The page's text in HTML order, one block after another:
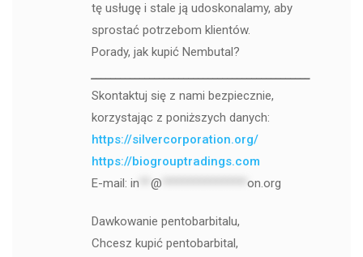
tę usługę i stale ją udoskonalamy, aby
sprostać potrzebom klientów.
Porady, jak kupić Nembutal?
Skontaktuj się z nami bezpiecznie,
korzystając z poniższych danych:
https://silvercorporation.org/
https://biogrouptradings.com
E-mail: in @ on.org
Dawkowanie pentobarbitalu,
Chcesz kupić pentobarbital,